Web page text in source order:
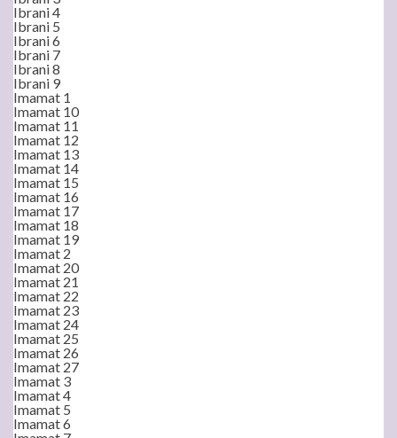
Ibrani 4
Ibrani 5
Ibrani 6
Ibrani 7
Ibrani 8
Ibrani 9
Imamat 1
Imamat 10
Imamat 11
Imamat 12
Imamat 13
Imamat 14
Imamat 15
Imamat 16
Imamat 17
Imamat 18
Imamat 19
Imamat 2
Imamat 20
Imamat 21
Imamat 22
Imamat 23
Imamat 24
Imamat 25
Imamat 26
Imamat 27
Imamat 3
Imamat 4
Imamat 5
Imamat 6